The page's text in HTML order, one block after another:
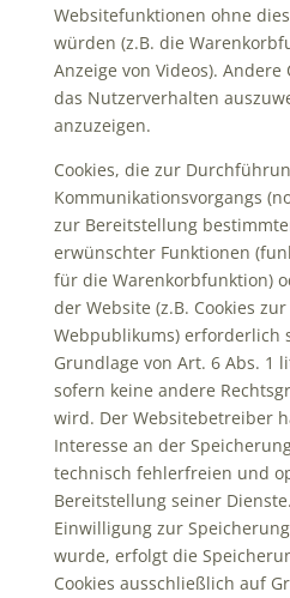
Websitefunktionen ohne
würden (z.B. die
Anzeige von Videos). Andere
das Nutzerverhalten
anzuzeigen.
Cookies, die zur
Kommunikationsvorgangs
zur Bereitstellung
erwünschter Funktionen
für die Warenkorbfunktion)
der Website (z.B. Cookies
Webpublikums) erforderlich
Grundlage von Art. 6 Abs. 1
sofern keine andere
wird. Der Websitebetreiber
Interesse an der
technisch fehlerfreien und
Bereitstellung seiner
Einwilligung zur
wurde, erfolgt die
Cookies ausschließlich auf